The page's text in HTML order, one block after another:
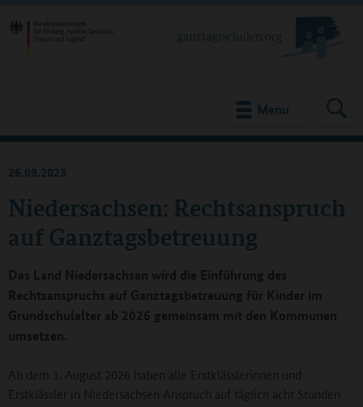
Menu
Niedersachsen: Rechtsanspruch
auf Ganztagsbetreuung
26.09.2023
Das Land Niedersachsen wird die Einführung des
Rechtsanspruchs auf Ganztagsbetreuung für Kinder im
Grundschulalter ab 2026 gemeinsam mit den Kommunen
umsetzen.
Ab dem 1. August 2026 haben alle Erstklässlerinnen und
Erstklässler in Niedersachsen Anspruch auf täglich acht Stunden